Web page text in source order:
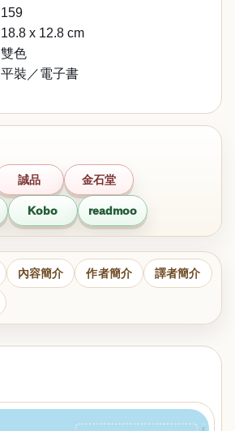
159
18.8 x 12.8 cm
雙色
平裝／電子書
誠品 金石堂
Kobo readmoo
內容簡介 作者簡介 譯者簡介